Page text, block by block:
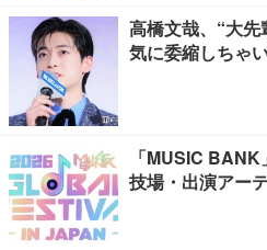
高橋文哉、“大
気に委縮しちゃ
「MUSIC
技場・出演アー